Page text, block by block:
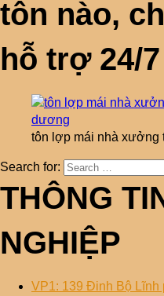
tôn nào,
hỗ trợ 24/7
tôn lợp mái nhà xưởng
Search for:
THÔNG
NGHIỆP
VP1: 139 Đinh Bộ Lĩnh